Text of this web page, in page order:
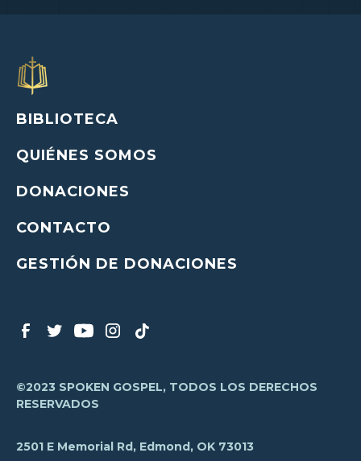
BIBLIOTECA
QUIÉNES SOMOS
DONACIONES
CONTACTO
GESTIÓN DE DONACIONES
©2023 SPOKEN GOSPEL, TODOS LOS DERECHOS
RESERVADOS
2501 E Memorial Rd, Edmond, OK 73013